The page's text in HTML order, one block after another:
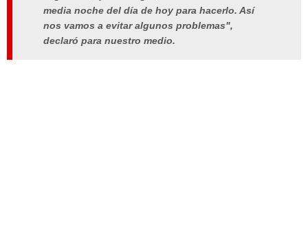
media noche del día de hoy para hacerlo. Así
nos vamos a evitar algunos problemas",
declaró para nuestro medio.